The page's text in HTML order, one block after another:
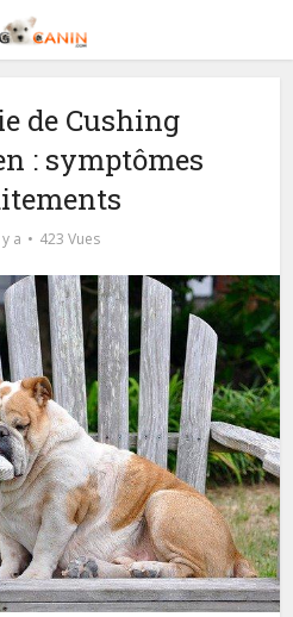
de Cushing
: symptômes
a 423 Vues